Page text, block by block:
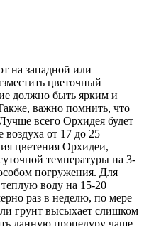
на западной или
цветочный
должно быть ярким и
важно помнить, что
всего Орхидея будет
воздуха от 17 до 25
цветения Орхидеи,
температуры на 3-
погружения. Для
воду на 15-20
раз в неделю, по мере
грунт высыхает слишком
данную процедуру чаще.